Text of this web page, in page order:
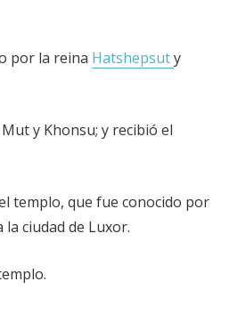
por la reina Hatshepsuty
y Khonsu; y recibió el
templo, que fue conocido por
ciudad de Luxor.